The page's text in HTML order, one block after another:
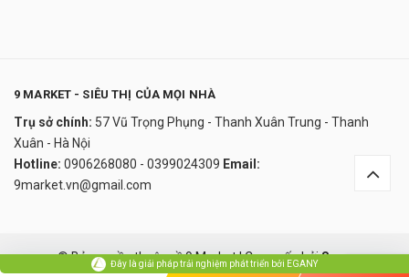
9 MARKET - SIÊU THỊ CỦA MỌI NHÀ
Trụ sở chính: 57 Vũ Trọng Phụng - Thanh Xuân Trung - Thanh
Xuân - Hà Nội
Hotline: 0906268080 - 0399024309 Email:
9market.vn@gmail.com
© Bản quyền thuộc về 9 Market|Cung cấp bởiSapo
0₫
undefined
Đây là giải pháp trải nghiệm phát triển bởi EGANY
Đây là giải pháp trải nghiệm phát triển bởi EGANY